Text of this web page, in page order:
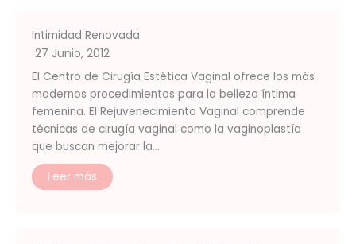
Intimidad Renovada
27 Junio, 2012
El Centro de Cirugía Estética Vaginal ofrece los más
modernos procedimientos para la belleza íntima
femenina. El Rejuvenecimiento Vaginal comprende
técnicas de cirugía vaginal como la vaginoplastía
que buscan mejorar la…
Leer más